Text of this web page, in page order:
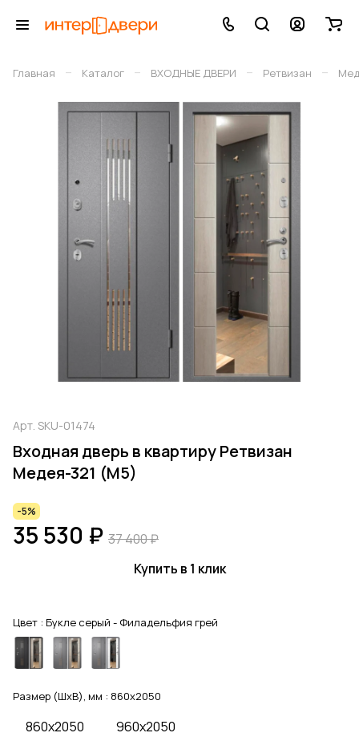
Главная – Каталог – ВХОДНЫЕ ДВЕРИ – Ретвизан –
Арт. SKU-01474
Входная дверь в квартиру Ретвизан
Медея-321 (М5)
-5%
35 530 ₽ 37 400 ₽
Купить в 1 клик
Цвет : Букле серый - Филадельфия грей
Размер (ШхВ), мм : 860x2050
860x2050 960x2050